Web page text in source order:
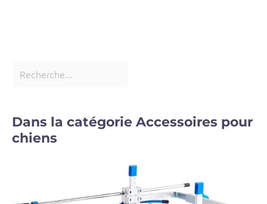
Dans la catégorie Accessoires pour
chiens